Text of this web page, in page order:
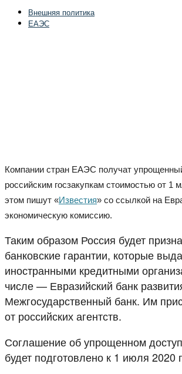
Внешняя политика
ЕАЭС
Компании стран ЕАЭС получат
российским госзакупкам стоимостью от 1
этом пишут «Известия» со ссылкой на
экономическую комиссию.
Таким образом Россия будет
банковские гарантии, которые
иностранными кредитными
числе — Евразийский банк
Межгосударственный банк. Им
от российских агентств.
Соглашение об упрощенном
будет подготовлено к 1 июля 2020